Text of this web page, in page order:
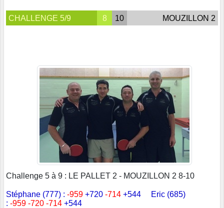
CHALLENGE 5/9 8 10 MOUZILLON 2
Challenge 5 à 9 : LE PALLET 2 - MOUZILLON 2 8-10
Stéphane (777) : -959 +720 -714 +544 Eric (685)
: -959 -720 -714 +544